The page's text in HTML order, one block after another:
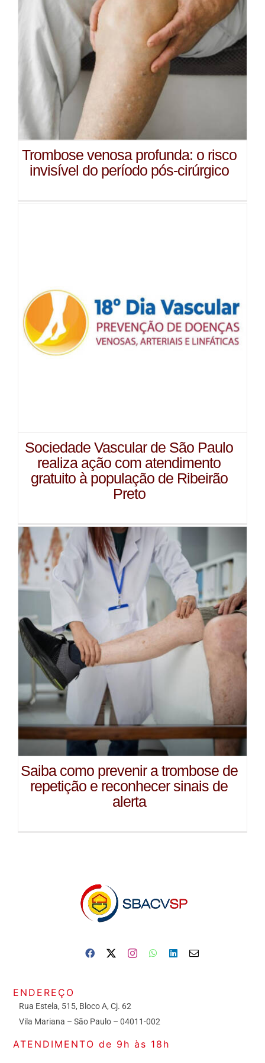
Trombose venosa profunda: o risco
invisível do período pós-cirúrgico
Sociedade Vascular de São Paulo
realiza ação com atendimento
gratuito à população de Ribeirão
Preto
Saiba como prevenir a trombose de
repetição e reconhecer sinais de
alerta
ENDEREÇO
Rua Estela, 515, Bloco A, Cj. 62
Vila Mariana – São Paulo – 04011-002
ATENDIMENTO de 9h às 18h